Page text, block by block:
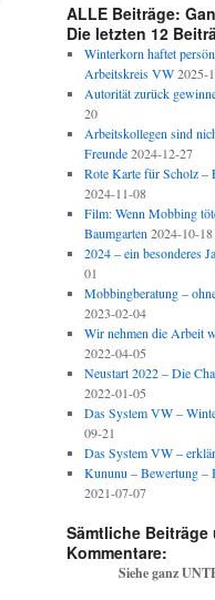
ALLE Beiträge:
Die letzten 12
Winterkorn haftet
Arbeitskreis VW 2025-
Autorität zurück
20
Arbeitskollegen sind
Freunde 2024-12-27
Rote Karte für Scholz –
2024-11-08
Film: Wenn Mobbing
Baumgarten 2024-10-18
2024 – ein besonderes
01
Mobbingberatung –
2023-02-04
Wir nehmen die Arbeit
2022-04-05
Neustart 2022 – Die
2022-01-05
Das System VW –
09-21
Das System VW –
Kununu – Bewertung –
2021-07-07
Sämtliche Beiträge
Kommentare:
Siehe ganz